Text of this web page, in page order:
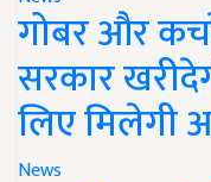
गोबर और
सरकार
लिए मिलेगी
News